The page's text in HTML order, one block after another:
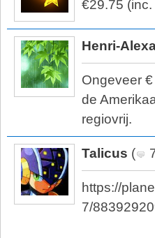
€29.75
Henri-
Ongeveer
de
regiovrij.
Talicus (
https://
7/